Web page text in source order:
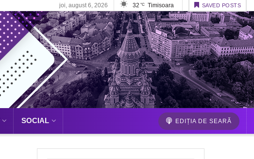
joi, august 6, 2026 32 °C Timisoara SAVED POSTS
SOCIAL EDIȚIA DE SEARĂ